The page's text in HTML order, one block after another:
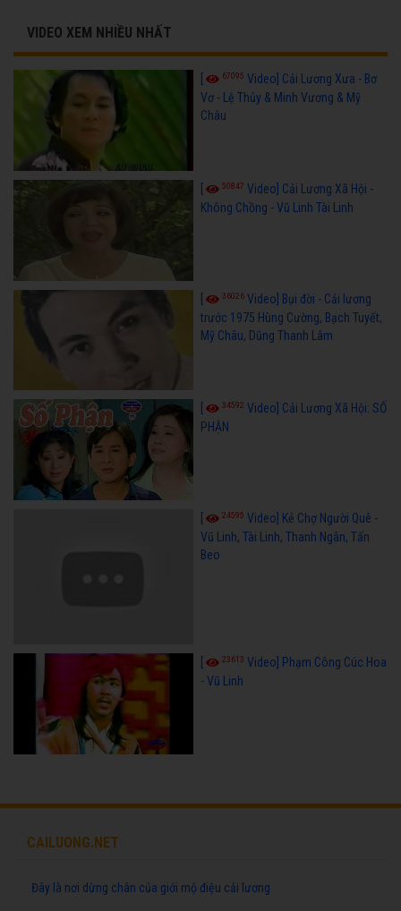
VIDEO XEM NHIỀU NHẤT
67095 Video] Cải Lương Xưa - Bơ
Vơ - Lệ Thủy & Minh Vương & Mỹ
Châu
50847 Video] Cải Lương Xã Hội -
Không Chồng - Vũ Linh Tài Linh
[ 36026 Video] Bụi đời - Cải lương
trước 1975 Hùng Cường, Bạch Tuyết,
Mỹ Châu, Dũng Thanh Lâm
34592 Video] Cải Lương Xã Hội: SỐ
PHẬN
24595 Video] Kẻ Chợ Người Quê -
Vũ Linh, Tài Linh, Thanh Ngân, Tấn
Beo
23613 Video] Phạm Công Cúc Hoa
- Vũ Linh
CAILUONG.NET
Đây là nơi dừng chân của giới mộ điệu cải lương